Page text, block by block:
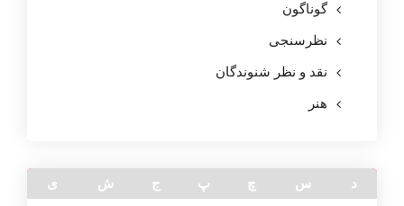
گوناگون
نظرسنجی
نقد و نظر شنوندگان
هنر
د س چ پ ج ش ی